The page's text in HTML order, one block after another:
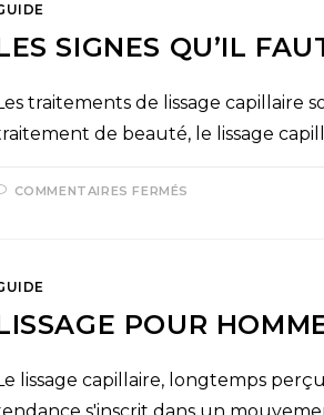
SIGNES QU’IL
traitements de lissage capillaire
de beauté, le lissage
COMMENTAIRES FERMÉS
POUR
lissage capillaire, longtemps